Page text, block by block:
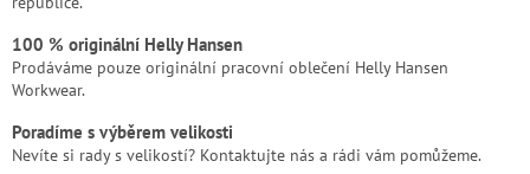
100 % originální Helly Hansen
Prodáváme pouze originální pracovní oblečení Helly Hansen
Workwear.
Poradíme s výběrem velikosti
Nevíte si rady s velikostí? Kontaktujte nás a rádi vám pomůžeme.